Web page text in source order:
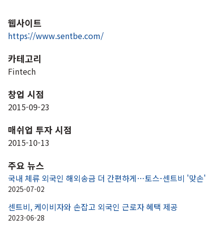
웹사이트
https://www.sentbe.com/
카테고리
Fintech
창업 시점
2015-09-23
매쉬업 투자 시점
2015-10-13
주요 뉴스
국내 체류 외국인 해외송금 더 간편하게…토스-센트비 '맞손'
2025-07-02
센트비, 케이비자와 손잡고 외국인 근로자 혜택 제공
2023-06-28